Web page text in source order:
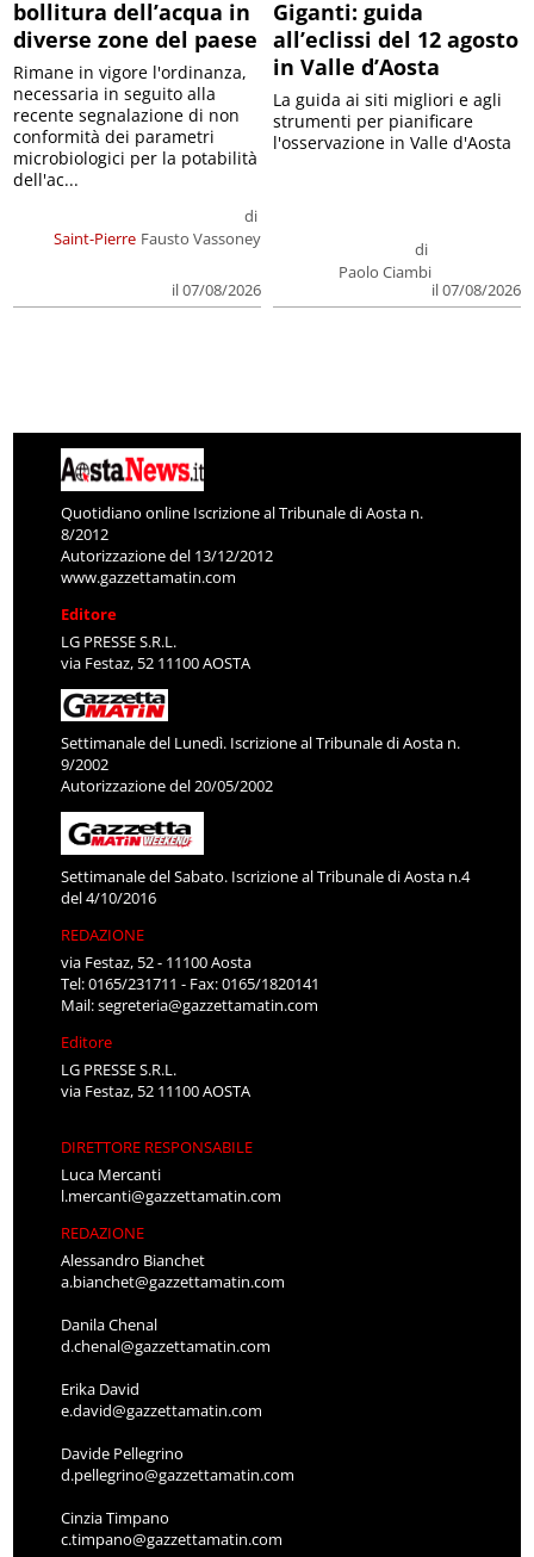
bollitura dell’acqua in
diverse zone del paese
Saint-Pierre
di
Fausto Vassoney
il 07/08/2026
Rimane in vigore l'ordinanza,
necessaria in seguito alla
recente segnalazione di non
conformità dei parametri
microbiologici per la potabilità
dell'ac...
Giganti: guida
all’eclissi del 12 agosto
in Valle d’Aosta
di
Paolo Ciambi
il 07/08/2026
La guida ai siti migliori e agli
strumenti per pianificare
l'osservazione in Valle d'Aosta
Quotidiano online Iscrizione al Tribunale di Aosta n.
8/2012
Autorizzazione del 13/12/2012
www.gazzettamatin.com
Editore
LG PRESSE S.R.L.
via Festaz, 52 11100 AOSTA
Settimanale del Lunedì. Iscrizione al Tribunale di Aosta n.
9/2002
Autorizzazione del 20/05/2002
Settimanale del Sabato. Iscrizione al Tribunale di Aosta n.4
del 4/10/2016
REDAZIONE
via Festaz, 52 - 11100 Aosta
Tel: 0165/231711 - Fax: 0165/1820141
Mail:segreteria@gazzettamatin.com
Editore
LG PRESSE S.R.L.
via Festaz, 52 11100 AOSTA
DIRETTORE RESPONSABILE
Luca Mercanti
l.mercanti@gazzettamatin.com
REDAZIONE
Alessandro Bianchet
a.bianchet@gazzettamatin.com
Danila Chenal
d.chenal@gazzettamatin.com
Erika David
e.david@gazzettamatin.com
Davide Pellegrino
d.pellegrino@gazzettamatin.com
Cinzia Timpano
c.timpano@gazzettamatin.com